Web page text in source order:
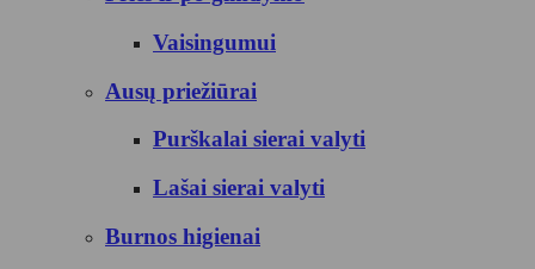
Vaisingumui
Ausų priežiūrai
Purškalai sierai valyti
Lašai sierai valyti
Burnos higienai